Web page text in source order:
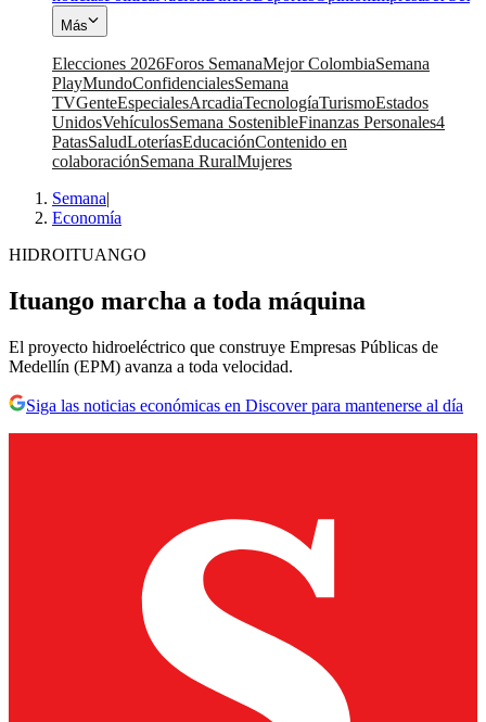
Más
Elecciones 2026Foros SemanaMejor ColombiaSemana
PlayMundoConfidencialesSemana
TVGenteEspecialesArcadiaTecnologíaTurismoEstados
UnidosVehículosSemana SostenibleFinanzas Personales4
PatasSaludLoteríasEducaciónContenido en
colaboraciónSemana RuralMujeres
Semana|
Economía
HIDROITUANGO
Ituango marcha a toda máquina
El proyecto hidroeléctrico que construye Empresas Públicas de
Medellín (EPM) avanza a toda velocidad.
Siga las noticias económicas en Discover para mantenerse al día